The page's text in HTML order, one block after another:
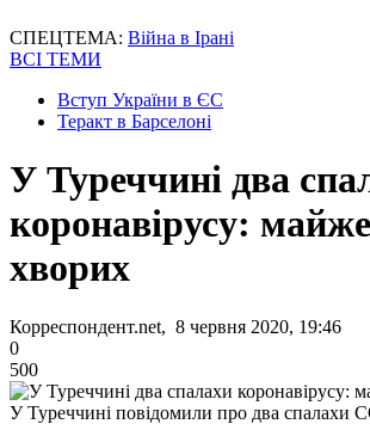
СПЕЦТЕМА: Війна в Ірані
ВСІ ТЕМИ
Вступ України в ЄС
Теракт в Барселоні
У Туреччині два
коронавірусу:
хворих
Корреспондент.net, 8 червня 2020, 19:46
0
500
У Туреччині повідомили про два спалахи